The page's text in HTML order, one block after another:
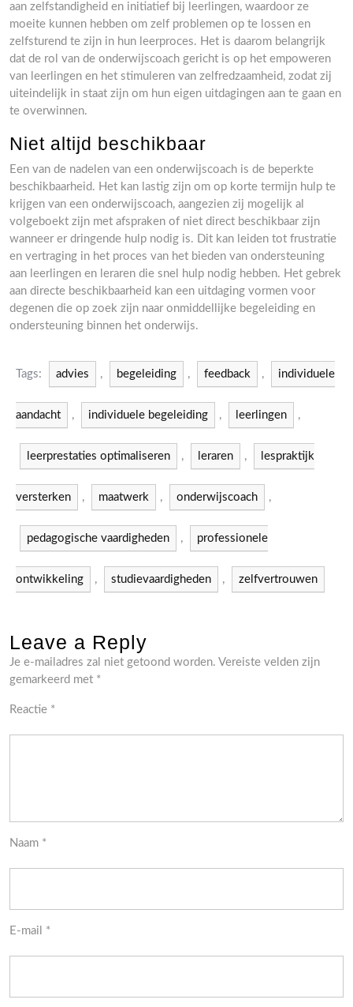
aan zelfstandigheid en initiatief bij leerlingen, waardoor ze
moeite kunnen hebben om zelf problemen op te lossen en
zelfsturend te zijn in hun leerproces. Het is daarom belangrijk
dat de rol van de onderwijscoach gericht is op het empoweren
van leerlingen en het stimuleren van zelfredzaamheid, zodat zij
uiteindelijk in staat zijn om hun eigen uitdagingen aan te gaan en
te overwinnen.
Niet altijd beschikbaar
Een van de nadelen van een onderwijscoach is de beperkte
beschikbaarheid. Het kan lastig zijn om op korte termijn hulp te
krijgen van een onderwijscoach, aangezien zij mogelijk al
volgeboekt zijn met afspraken of niet direct beschikbaar zijn
wanneer er dringende hulp nodig is. Dit kan leiden tot frustratie
en vertraging in het proces van het bieden van ondersteuning
aan leerlingen en leraren die snel hulp nodig hebben. Het gebrek
aan directe beschikbaarheid kan een uitdaging vormen voor
degenen die op zoek zijn naar onmiddellijke begeleiding en
ondersteuning binnen het onderwijs.
Tags: advies , begeleiding , feedback , individuele
aandacht , individuele begeleiding , leerlingen ,
leerprestaties optimaliseren , leraren , lespraktijk
versterken , maatwerk , onderwijscoach ,
pedagogische vaardigheden , professionele
ontwikkeling , studievaardigheden , zelfvertrouwen
Leave a Reply
Je e-mailadres zal niet getoond worden. Vereiste velden zijn
gemarkeerd met *
Reactie *
Naam *
E-mail *